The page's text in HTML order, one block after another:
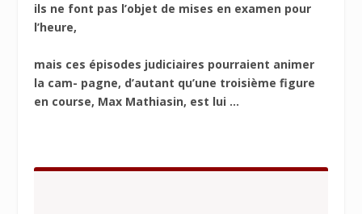
ils ne font pas l’objet de mises en examen pour
l’heure,
mais ces épisodes judiciaires pourraient animer
la cam- pagne, d’autant qu’une troisième figure
en course, Max Mathiasin, est lui ...